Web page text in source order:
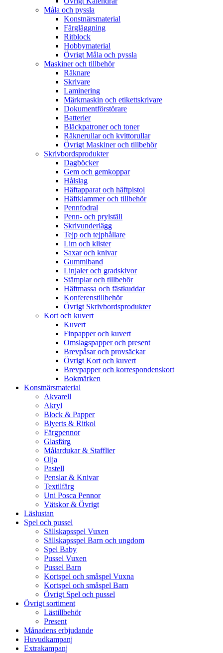
Måla och pyssla
Konstnärsmaterial
Färgläggning
Ritblock
Hobbymaterial
Övrigt Måla och pyssla
Maskiner och tillbehör
Räknare
Skrivare
Laminering
Märkmaskin och etikettskrivare
Dokumentförstörare
Batterier
Bläckpatroner och toner
Räknerullar och kvittorullar
Övrigt Maskiner och tillbehör
Skrivbordsprodukter
Dagböcker
Gem och gemkoppar
Hålslag
Häftapparat och häftpistol
Häftklammer och tillbehör
Pennfodral
Penn- och prylställ
Skrivunderlägg
Tejp och tejphållare
Lim och klister
Saxar och knivar
Gummiband
Linjaler och gradskivor
Stämplar och tillbehör
Häftmassa och fästkuddar
Konferenstillbehör
Övrigt Skrivbordsprodukter
Kort och kuvert
Kuvert
Finpapper och kuvert
Omslagspapper och present
Brevpåsar och provsäckar
Övrigt Kort och kuvert
Brevpapper och korrespondenskort
Bokmärken
Konstnärsmaterial
Akvarell
Akryl
Block & Papper
Blyerts & Ritkol
Färgpennor
Glasfärg
Målardukar & Stafflier
Olja
Pastell
Penslar & Knivar
Textilfärg
Uni Posca Pennor
Vätskor & Övrigt
Läslustan
Spel och pussel
Sällskapsspel Vuxen
Sällskapsspel Barn och ungdom
Spel Baby
Pussel Vuxen
Pussel Barn
Kortspel och småspel Vuxna
Kortspel och småspel Barn
Övrigt Spel och pussel
Övrigt sortiment
Lästillbehör
Present
Månadens erbjudande
Huvudkampanj
Extrakampanj